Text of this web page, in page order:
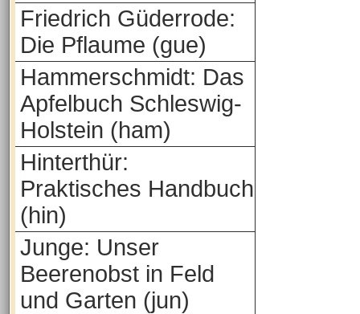
Friedrich Güderrode:
Die Pflaume (gue)
Hammerschmidt: Das
Apfelbuch Schleswig-
Holstein (ham)
Hinterthür:
Praktisches Handbuch
(hin)
Junge: Unser
Beerenobst in Feld
und Garten (jun)